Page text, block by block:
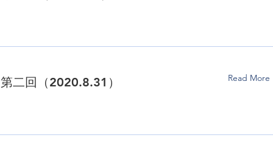
第二回（2020.8.31） Read More